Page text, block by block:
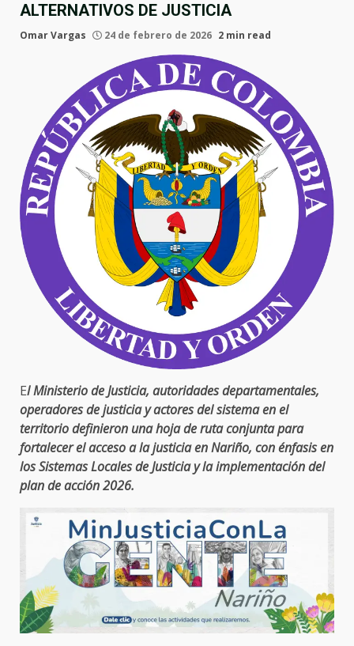
ALTERNATIVOS DE JUSTICIA
Omar Vargas 24 de febrero de 2026 2 min read
El Ministerio de Justicia, autoridades departamentales,
operadores de justicia y actores del sistema en el
territorio definieron una hoja de ruta conjunta para
fortalecer el acceso a la justicia en Nariño, con énfasis en
los Sistemas Locales de Justicia y la implementación del
plan de acción 2026.